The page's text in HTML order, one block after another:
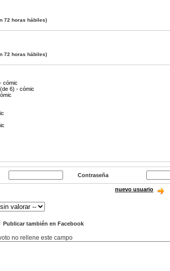
72 horas hábiles)
72 horas hábiles)
cómic
6) - cómic
Contraseña
nuevo usuario
Publicar también en Facebook
no rellene este campo